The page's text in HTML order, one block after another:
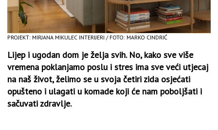
PROJEKT: MIRJANA MIKULEC INTERIJERI / FOTO: MARKO CINDRIĆ
Lijep i ugodan dom je želja svih. No, kako sve više
vremena poklanjamo poslu i stres ima sve veći utjecaj
na naš život, želimo se u svoja četiri zida osjećati
opušteno i ulagati u komade koji će nam poboljšati i
sačuvati zdravlje.